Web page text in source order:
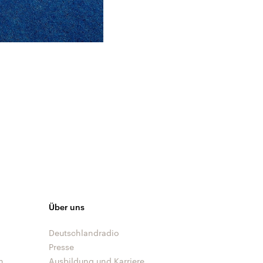
Über uns
Deutschlandradio
Presse
Ausbildung und Karriere